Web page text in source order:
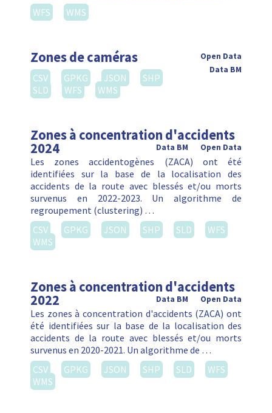
WFS
WMS
Zones de caméras
Open Data
Data BM
CSV GPKG JSON
SHP
SLD
WFS WMS
Zones à concentration d'accidents
2024 Open Data
Data BM
Les zones accidentogènes (ZACA) ont été
identifiées sur la base de la localisation des
accidents de la route avec blessés et/ou morts
survenus en 2022-2023. Un algorithme de
regroupement (clustering) …
CSV
GPKG JSON SHP SLD
WFS
WMS
Zones à concentration d'accidents
2022 Open Data
Data BM
Les zones à concentration d'accidents (ZACA) ont
été identifiées sur la base de la localisation des
accidents de la route avec blessés et/ou morts
survenus en 2020-2021. Un algorithme de …
CSV
GPKG JSON SHP SLD
WFS
WMS